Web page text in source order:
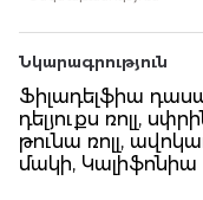
Նկարագրություն
Ֆիլադելֆիա
դելյուքս ռոլլ,
թունա ռոլլ,
մակի, Կալիֆոնիա